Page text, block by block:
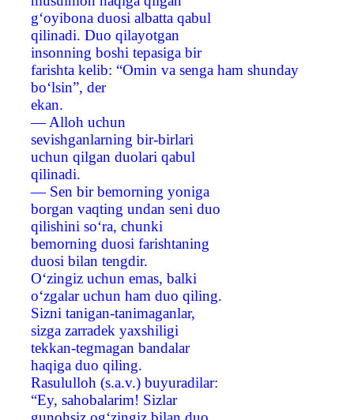
g‘oyibona duosi albatta qabul
qilinadi. Duo qilayotgan
insonning boshi tepasiga bir
farishta kelib: “Omin va senga ham shunday
bo‘lsin”, der
ekan.
— Alloh uchun
sevishganlarning bir-birlari
uchun qilgan duolari qabul
qilinadi.
— Sen bir bemorning yoniga
borgan vaqting undan seni duo
qilishini so‘ra, chunki
bemorning duosi farishtaning
duosi bilan tengdir.
O‘zingiz uchun emas, balki
o‘zgalar uchun ham duo qiling.
Sizni tanigan-tanimaganlar,
sizga zarradek yaxshiligi
tekkan-tegmagan bandalar
haqiga duo qiling.
Rasululloh (s.a.v.) buyuradilar:
“Ey, sahobalarim! Sizlar